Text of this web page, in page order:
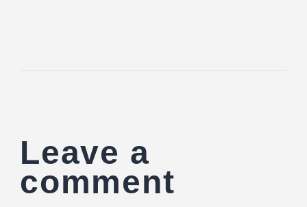
Leave a
comment